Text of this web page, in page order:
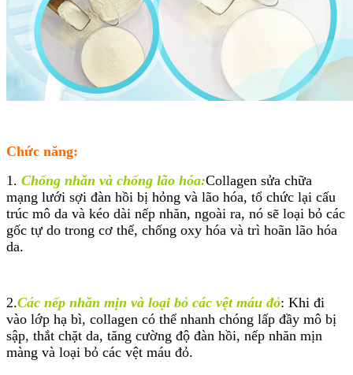
Chức năng:
1. Chống nhăn và chống lão hóa:Collagen sửa chữa
mạng lưới sợi đàn hồi bị hỏng và lão hóa, tổ chức lại cấu
trúc mô da và kéo dài nếp nhăn, ngoài ra, nó sẽ loại bỏ các
gốc tự do trong cơ thể, chống oxy hóa và trì hoãn lão hóa
da.
2.Các nếp nhăn mịn và loại bỏ các vệt máu đỏ: Khi đi
vào lớp hạ bì, collagen có thể nhanh chóng lấp đầy mô bị
sập, thắt chặt da, tăng cường độ đàn hồi, nếp nhăn mịn
màng và loại bỏ các vệt máu đỏ.